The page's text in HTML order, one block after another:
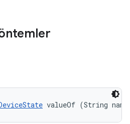
valueOf (String